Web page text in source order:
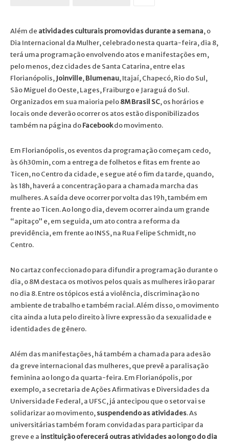
Além de atividades culturais promovidas durante a semana, o
Dia Internacional da Mulher, celebrado nesta quarta-feira, dia 8,
terá uma programação envolvendo atos e manifestações em,
pelo menos, dez cidades de Santa Catarina, entre elas
Florianópolis,Joinville,Blumenau, Itajaí, Chapecó, Rio do Sul,
São Miguel do Oeste, Lages, Fraiburgo e Jaraguá do Sul.
Organizados em sua maioria pelo8M Brasil SC, os horários e
locais onde deverão ocorrer os atos estão disponibilizados
também na página doFacebookdo movimento.
Em Florianópolis, os eventos da programação começam cedo,
às 6h30min, com a entrega de folhetos e fitas em frente ao
Ticen, no Centro da cidade, e segue até o fim da tarde, quando,
às 18h, haverá a concentração para a chamada marcha das
mulheres. A saída deve ocorrer por volta das 19h, também em
frente ao Ticen. Ao longo dia, devem ocorrer ainda um grande
“apitaço” e, em seguida, um ato contra a reforma da
previdência, em frente ao INSS, na Rua Felipe Schmidt, no
Centro.
No cartaz confeccionado para difundir a programação durante o
dia, o 8M destaca os motivos pelos quais as mulheres irão parar
no dia 8. Entre os tópicos está a violência, discriminação no
ambiente de trabalho e também racial. Além disso, o movimento
cita ainda a luta pelo direito à livre expressão da sexualidade e
identidades de gênero.
Além das manifestações, há também a chamada para adesão
da greve internacional das mulheres, que prevê a paralisação
feminina ao longo da quarta-feira. Em Florianópolis, por
exemplo, a secretaria de Ações Afirmativas e Diversidades da
Universidade Federal, a UFSC, já antecipou que o setor vai se
solidarizar ao movimento,suspendendo as atividades. As
universitárias também foram convidadas para participar da
greve e a instituição oferecerá outras atividades ao longo do dia